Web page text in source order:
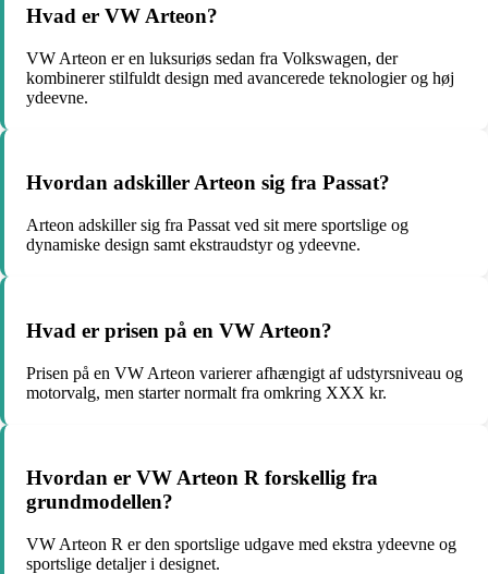
Hvad er VW Arteon?
VW Arteon er en luksuriøs sedan fra Volkswagen, der
kombinerer stilfuldt design med avancerede teknologier og høj
ydeevne.
Hvordan adskiller Arteon sig fra Passat?
Arteon adskiller sig fra Passat ved sit mere sportslige og
dynamiske design samt ekstraudstyr og ydeevne.
Hvad er prisen på en VW Arteon?
Prisen på en VW Arteon varierer afhængigt af udstyrsniveau og
motorvalg, men starter normalt fra omkring XXX kr.
Hvordan er VW Arteon R forskellig fra
grundmodellen?
VW Arteon R er den sportslige udgave med ekstra ydeevne og
sportslige detaljer i designet.